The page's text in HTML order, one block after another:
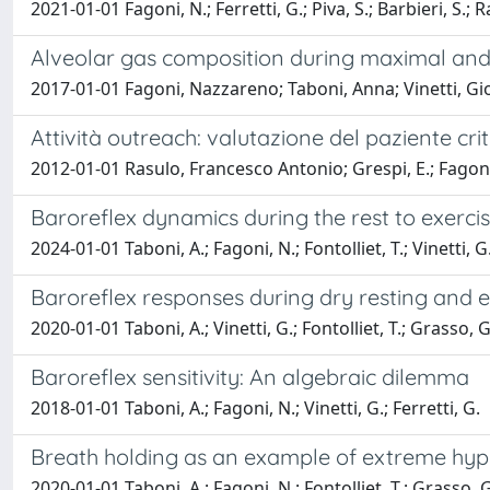
2021-01-01 Fagoni, N.; Ferretti, G.; Piva, S.; Barbieri, S.;
Alveolar gas composition during maximal
2017-01-01 Fagoni, Nazzareno; Taboni, Anna; Vinetti,
Attività outreach: valutazione del paziente
2012-01-01 Rasulo, Francesco Antonio; Grespi, E.;
Baroreflex dynamics during the rest to
2024-01-01 Taboni, A.; Fagoni, N.; Fontolliet, T.; Vinetti,
Baroreflex responses during dry resting and
2020-01-01 Taboni, A.; Vinetti, G.; Fontolliet, T.; Grasso,
Baroreflex sensitivity: An algebraic dilemma
2018-01-01 Taboni, A.; Fagoni, N.; Vinetti, G.; Ferretti, G.
Breath holding as an example of extreme